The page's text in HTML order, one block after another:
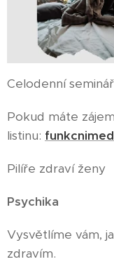
Celodenní
Pokud máte
listinu:
Pilíře zdraví ženy
Psychika
Vysvětlíme vám,
zdravím.